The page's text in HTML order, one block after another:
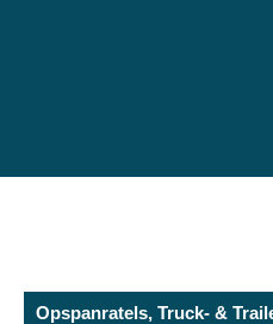
Opspanratels, Truck- &